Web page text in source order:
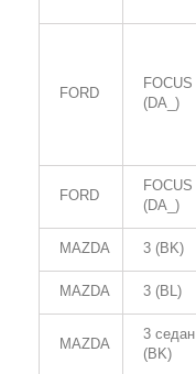
FORD
FOCUS
(DA_)
FORD
FOCUS
(DA_)
MAZDA 3 (BK)
MAZDA 3 (BL)
MAZDA
3 седан
(BK)